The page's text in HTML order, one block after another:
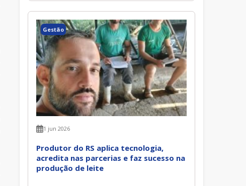
Gestão
1 jun 2026
Produtor do RS aplica tecnologia,
acredita nas parcerias e faz sucesso na
produção de leite